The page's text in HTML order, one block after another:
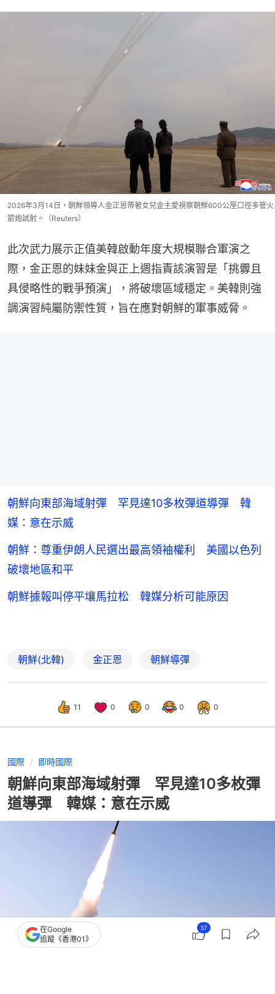
2026年3月14日，朝鮮領導人金正恩帶著女兒金主愛視察朝鮮600公厘口徑多管火
箭炮試射。（Reuters）
此次武力展示正值美韓啟動年度大規模聯合軍演之
際，金正恩的妹妹金與正上週指責該演習是「挑釁且
具侵略性的戰爭預演」，將破壞區域穩定。美韓則強
調演習純屬防禦性質，旨在應對朝鮮的軍事威脅。
朝鮮向東部海域射彈 罕見達10多枚彈道導彈 韓
媒：意在示威
朝鮮：尊重伊朗人民選出最高領袖權利 美國以色列
破壞地區和平
朝鮮據報叫停平壤馬拉松 韓媒分析可能原因
朝鮮(北韓) 金正恩 朝鮮導彈
11 0 0 0 0
國際 即時國際
朝鮮向東部海域射彈 罕見達10多枚彈
道導彈 韓媒：意在示威
在Google
追蹤《香港01》
37